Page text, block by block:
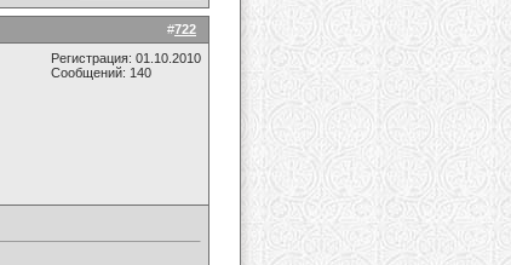
#722
Регистрация: 01.10.2010
Сообщений: 140